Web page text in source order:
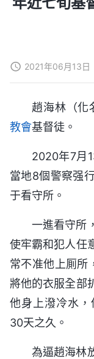
2021年06月13日
趙海林（化
教會基督徒。
2020年7月
當地8個警察强
于看守所。
一進看守所
使牢霸和犯人任
常不准他上厠所
將他的衣服全部
他身上潑冷水
30天之久。
為逼趙海林